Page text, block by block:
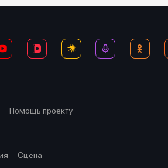
Помощь проекту
Сцена